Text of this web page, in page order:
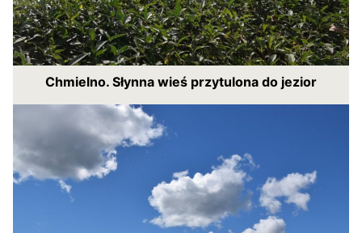
Chmielno. Słynna wieś przytulona do jezior